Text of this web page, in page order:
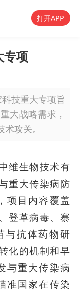
打开APP
专项
技重大专项旨
大战略需求，
攻关。
维生物技术有
重大传染病防
项目内容覆盖
登革病毒、寨
与抗体药物研
化的机制和早
与重大传染病
准国家在传染